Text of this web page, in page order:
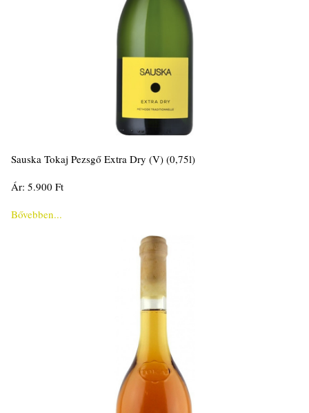
Sauska Tokaj Pezsgő Extra Dry (V) (0,75l)
Ár: 5.900 Ft
Bővebben...